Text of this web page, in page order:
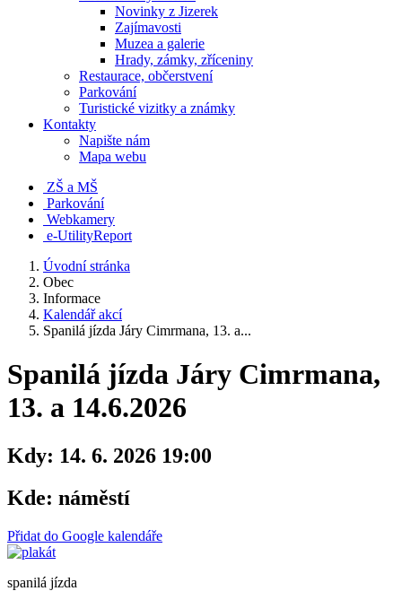
Novinky z Jizerek
Zajímavosti
Muzea a galerie
Hrady, zámky, zříceniny
Restaurace, občerstvení
Parkování
Turistické vizitky a známky
Kontakty
Napište nám
Mapa webu
ZŠ a MŠ
Parkování
Webkamery
e-UtilityReport
Úvodní stránka
Obec
Informace
Kalendář akcí
Spanilá jízda Járy Cimrmana, 13. a...
Spanilá jízda Járy Cimrmana,
13. a 14.6.2026
Kdy: 14. 6. 2026 19:00
Kde: náměstí
Přidat do Google kalendáře
spanilá jízda